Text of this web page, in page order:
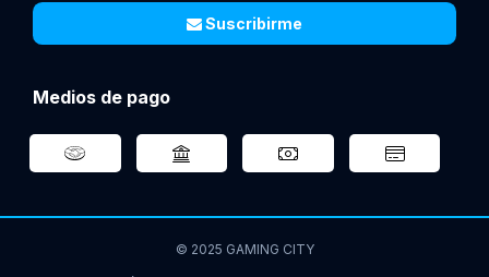
Suscribirme
Medios de pago
© 2025 GAMING CITY